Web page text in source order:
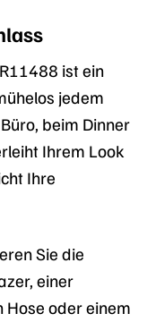
ist ein
jedem
beim Dinner
Ihrem Look
Ihre
Sie die
einer
Hose oder einem